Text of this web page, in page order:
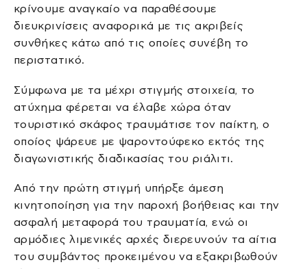
κρίνουμε αναγκαίο να παραθέσουμε
διευκρινίσεις αναφορικά με τις ακριβείς
συνθήκες κάτω από τις οποίες συνέβη το
περιστατικό.
Σύμφωνα με τα μέχρι στιγμής στοιχεία, το
ατύχημα φέρεται να έλαβε χώρα όταν
τουριστικό σκάφος τραυμάτισε τον παίκτη, ο
οποίος ψάρευε με ψαροντούφεκο εκτός της
διαγωνιστικής διαδικασίας του ριάλιτι.
Από την πρώτη στιγμή υπήρξε άμεση
κινητοποίηση για την παροχή βοήθειας και την
ασφαλή μεταφορά του τραυματία, ενώ οι
αρμόδιες λιμενικές αρχές διερευνούν τα αίτια
του συμβάντος προκειμένου να εξακριβωθούν